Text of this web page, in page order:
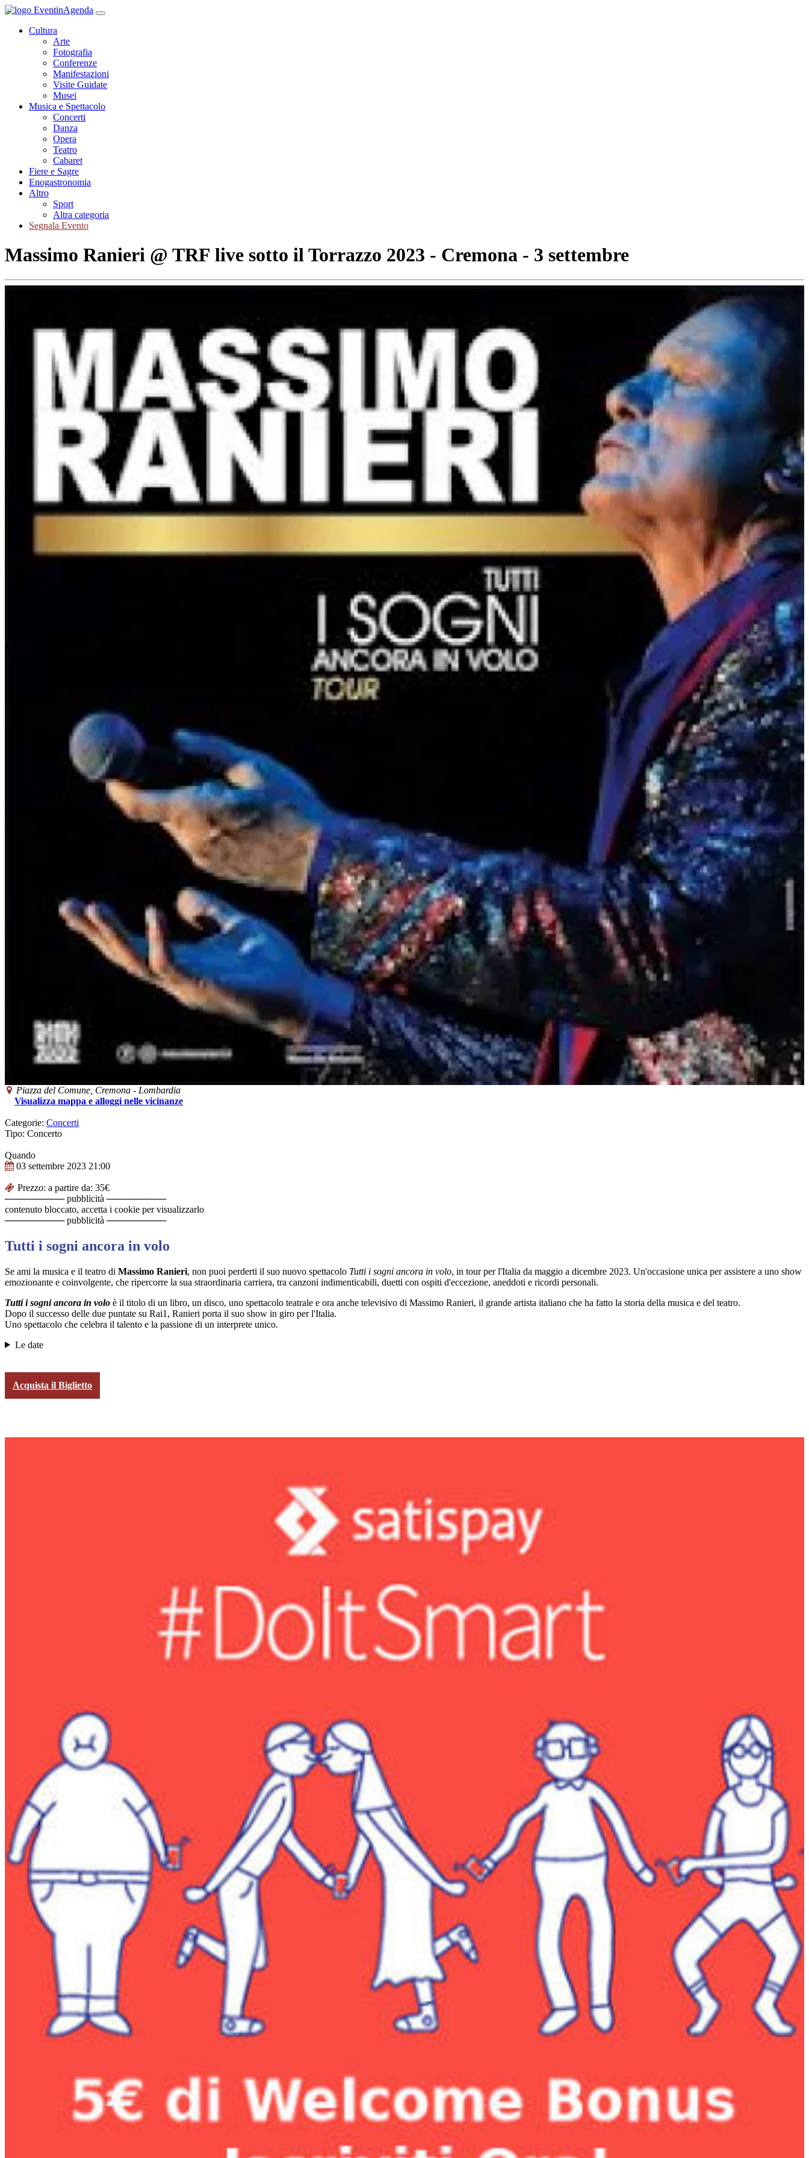
Cultura
Arte
Fotografia
Conferenze
Manifestazioni
Visite Guidate
Musei
Musica e Spettacolo
Concerti
Danza
Opera
Teatro
Cabaret
Fiere e Sagre
Enogastronomia
Altro
Sport
Altra categoria
Segnala Evento
Massimo Ranieri @ TRF live sotto il Torrazzo 2023 - Cremona - 3 settembre
Piazza del Comune, Cremona - Lombardia
Visualizza mappa e alloggi nelle vicinanze
Categorie: Concerti
Tipo: Concerto
Quando
03 settembre 2023 21:00
Prezzo: a partire da: 35€
───────── pubblicità ─────────
contenuto bloccato, accetta i cookie per visualizzarlo
───────── pubblicità ─────────
Tutti i sogni ancora in volo
Se ami la musica e il teatro di Massimo Ranieri, non puoi perderti il suo nuovo spettacolo Tutti i sogni ancora in volo, in tour per l'Italia da maggio a dicembre 2023. Un'occasione unica per assistere a uno show
emozionante e coinvolgente, che ripercorre la sua straordinaria carriera, tra canzoni indimenticabili, duetti con ospiti d'eccezione, aneddoti e ricordi personali.
Tutti i sogni ancora in volo è il titolo di un libro, un disco, uno spettacolo teatrale e ora anche televisivo di Massimo Ranieri, il grande artista italiano che ha fatto la storia della musica e del teatro.
Dopo il successo delle due puntate su Rai1, Ranieri porta il suo show in giro per l'Italia.
Uno spettacolo che celebra il talento e la passione di un interprete unico.
Le date
Acquista il Biglietto